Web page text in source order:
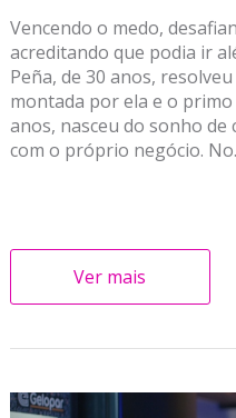
Vencendo o medo,
acreditando que podia ir
Peña, de 30 anos,
montada por ela e o
anos, nasceu do sonho
com o próprio negócio.
Ver mais